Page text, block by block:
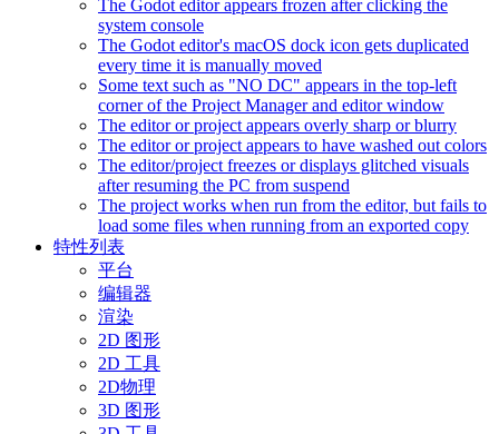
The Godot editor appears frozen after clicking the
system console
The Godot editor's macOS dock icon gets duplicated
every time it is manually moved
Some text such as "NO DC" appears in the top-left
corner of the Project Manager and editor window
The editor or project appears overly sharp or blurry
The editor or project appears to have washed out colors
The editor/project freezes or displays glitched visuals
after resuming the PC from suspend
The project works when run from the editor, but fails to
load some files when running from an exported copy
特性列表
平台
编辑器
渲染
2D 图形
2D 工具
2D物理
3D 图形